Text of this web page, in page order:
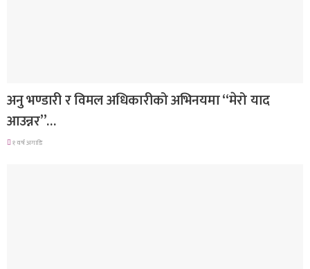
अनु भण्डारी र विमल अधिकारीको अभिनयमा “मेरो याद
आउन्नर”…
१ वर्ष अगाडि